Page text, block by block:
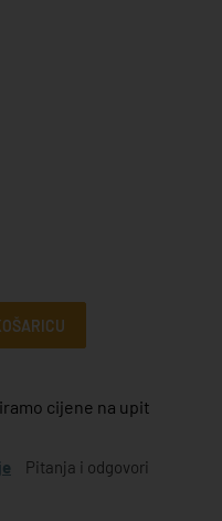
cijene na upit
Pitanja i odgovori